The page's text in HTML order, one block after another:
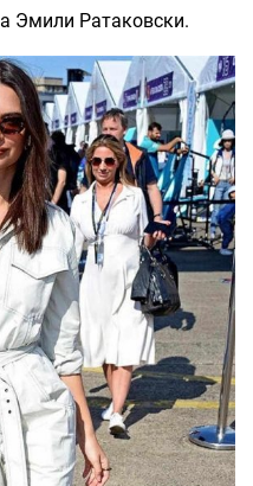
Эмили Ратаковски.